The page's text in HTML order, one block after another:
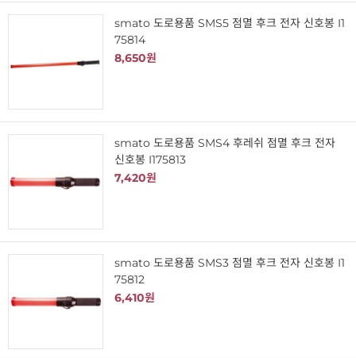
smato 도로용품 SMS5 점멸 후크 전자 신호봉 I1
75814
8,650원
smato 도로용품 SMS4 후레쉬 점멸 후크 전자
신호봉 I175813
7,420원
smato 도로용품 SMS3 점멸 후크 전자 신호봉 I1
75812
6,410원